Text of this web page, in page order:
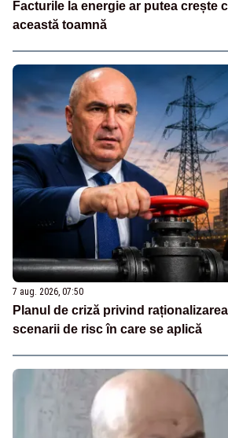
Facturile la energie ar putea crește
această toamnă
7 aug. 2026, 07:50
Planul de criză privind
scenarii de risc în care se aplică